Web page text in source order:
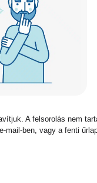
A felsorolás nem
mail-ben, vagy a fenti